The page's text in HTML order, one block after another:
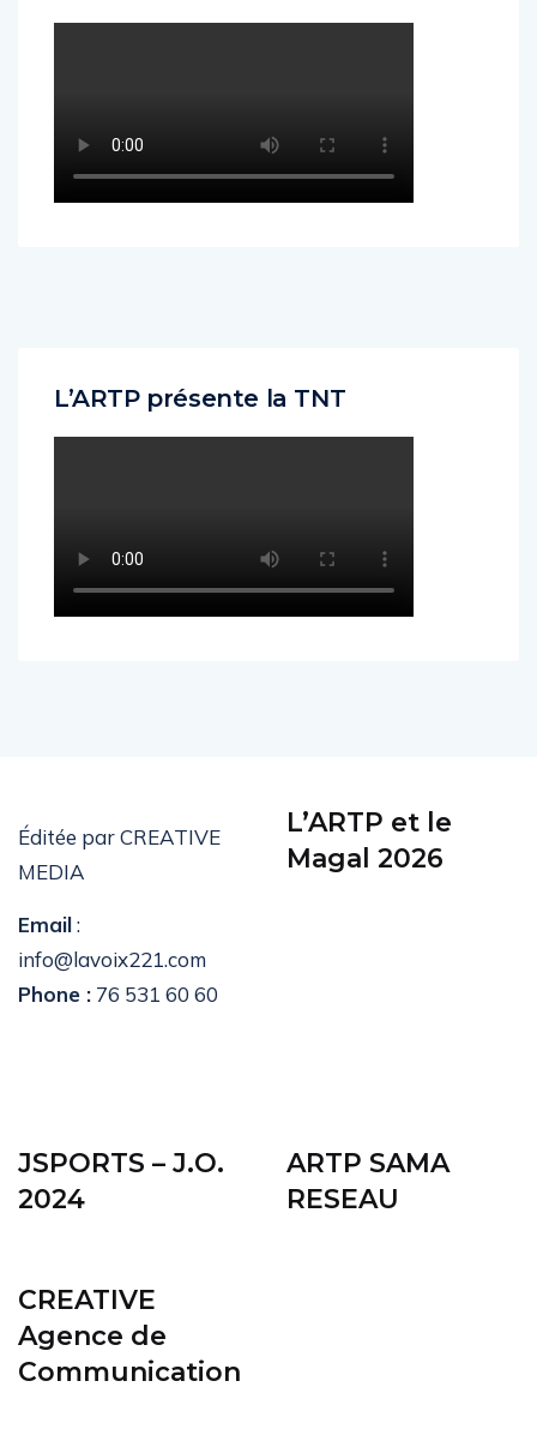
L’ARTP présente la TNT
Éditée par CREATIVE
MEDIA
Email:
info@lavoix221.com
Phone : 76 531 60 60
L’ARTP et le
Magal 2026
JSPORTS – J.O.
2024
ARTP SAMA
RESEAU
CREATIVE
Agence de
Communication